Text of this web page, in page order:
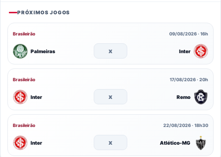
PRÓXIMOS JOGOS
Brasileirão 09/08/2026 · 16h
Palmeiras x Inter
Brasileirão 17/08/2026 · 20h
Inter x Remo
Brasileirão 22/08/2026 · 18h30
Inter x Atlético-MG